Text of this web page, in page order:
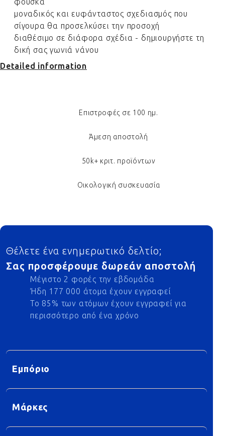
μοναδικός και ευφάνταστος σχεδιασμός που
σίγουρα θα προσελκύσει την προσοχή
διαθέσιμο σε διάφορα σχέδια - δημιουργήστε τη
δική σας γωνιά νάνου
Detailed information
Επιστροφές σε 100 ημ.
Άμεση αποστολή
50k+ κριτ. προϊόντων
Οικολογική συσκευασία
Footer
Θέλετε ένα ενημερωτικό δελτίο;
Σας προσφέρουμε δωρεάν αποστολή
Μέγιστο 2 φορές την εβδομάδα
Ήδη 177 000 άτομα έχουν εγγραφεί
Το 85% των ατόμων έχουν εγγραφεί για
περισσότερο από ένα χρόνο
Εμπόριο
Μάρκες